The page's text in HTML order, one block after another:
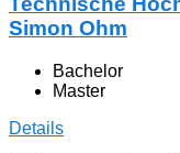
Simon Ohm
Bachelor
Master
Details